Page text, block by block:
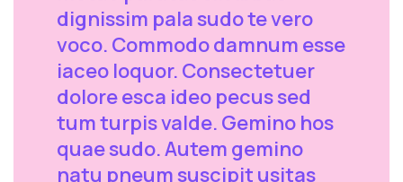
dignissim pala sudo te vero
voco. Commodo damnum esse
iaceo loquor. Consectetuer
dolore esca ideo pecus sed
tum turpis valde. Gemino hos
quae sudo. Autem gemino
natu pneum suscipit usitas